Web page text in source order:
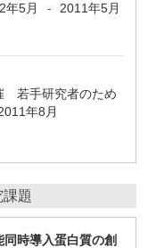
年5月 -
2011年5月
若手研究者のため
年8月
題
時導入蛋白質の創